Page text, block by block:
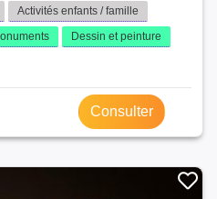
Activités enfants / famille
Dessin et peinture
Consulter